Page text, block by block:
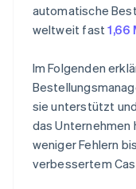
automatische
weltweit fast1,66
Im Folgenden
sie unterstützt
das Unternehmen
weniger Fehlern
verbessertem